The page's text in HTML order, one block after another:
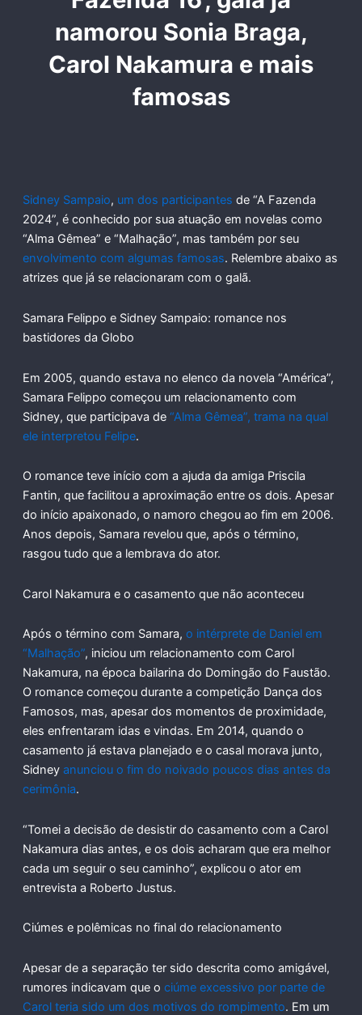
namorou Sonia Braga,
Carol Nakamura e mais
famosas
Sidney Sampaio, um dos participantes de “A Fazenda
2024”, é conhecido por sua atuação em novelas como
“Alma Gêmea” e “Malhação”, mas também por seu
envolvimento com algumas famosas. Relembre abaixo as
atrizes que já se relacionaram com o galã.
Samara Felippo e Sidney Sampaio: romance nos
bastidores da Globo
Em 2005, quando estava no elenco da novela “América”,
Samara Felippo começou um relacionamento com
Sidney, que participava de “Alma Gêmea”, trama na qual
ele interpretou Felipe.
O romance teve início com a ajuda da amiga Priscila
Fantin, que facilitou a aproximação entre os dois. Apesar
do início apaixonado, o namoro chegou ao fim em 2006.
Anos depois, Samara revelou que, após o término,
rasgou tudo que a lembrava do ator.
Carol Nakamura e o casamento que não aconteceu
Após o término com Samara, o intérprete de Daniel em
“Malhação”, iniciou um relacionamento com Carol
Nakamura, na época bailarina do Domingão do Faustão.
O romance começou durante a competição Dança dos
Famosos, mas, apesar dos momentos de proximidade,
eles enfrentaram idas e vindas. Em 2014, quando o
casamento já estava planejado e o casal morava junto,
Sidney anunciou o fim do noivado poucos dias antes da
cerimônia.
“Tomei a decisão de desistir do casamento com a Carol
Nakamura dias antes, e os dois acharam que era melhor
cada um seguir o seu caminho”, explicou o ator em
entrevista a Roberto Justus.
Ciúmes e polêmicas no final do relacionamento
Apesar de a separação ter sido descrita como amigável,
rumores indicavam que o ciúme excessivo por parte de
Carol teria sido um dos motivos do rompimento. Em um